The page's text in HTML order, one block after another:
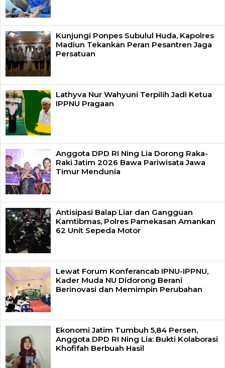
Kunjungi Ponpes Subulul Huda, Kapolres
Madiun Tekankan Peran Pesantren Jaga
Persatuan
Lathyva Nur Wahyuni Terpilih Jadi Ketua
IPPNU Pragaan
Anggota DPD RI Ning Lia Dorong Raka-
Raki Jatim 2026 Bawa Pariwisata Jawa
Timur Mendunia
Antisipasi Balap Liar dan Gangguan
Kamtibmas, Polres Pamekasan Amankan
62 Unit Sepeda Motor
Lewat Forum Konferancab IPNU-IPPNU,
Kader Muda NU Didorong Berani
Berinovasi dan Memimpin Perubahan
Ekonomi Jatim Tumbuh 5,84 Persen,
Anggota DPD RI Ning Lia: Bukti Kolaborasi
Khofifah Berbuah Hasil